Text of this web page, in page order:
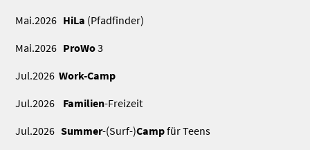
Mai.2026 HiLa (Pfadfinder)
Mai.2026 ProWo3
Jul.2026Work-Camp
Jul.2026 Familien-Freizeit
Jul.2026Summer-(Surf-)Campfür Teens